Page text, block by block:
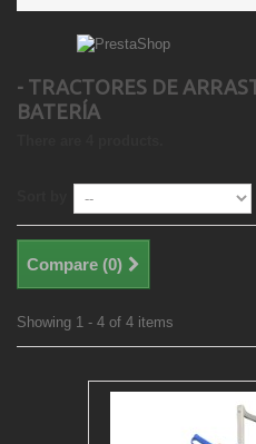
- TRACTORES DE
BATERÍA
Compare (0)
Showing 1 - 4 of 4 items